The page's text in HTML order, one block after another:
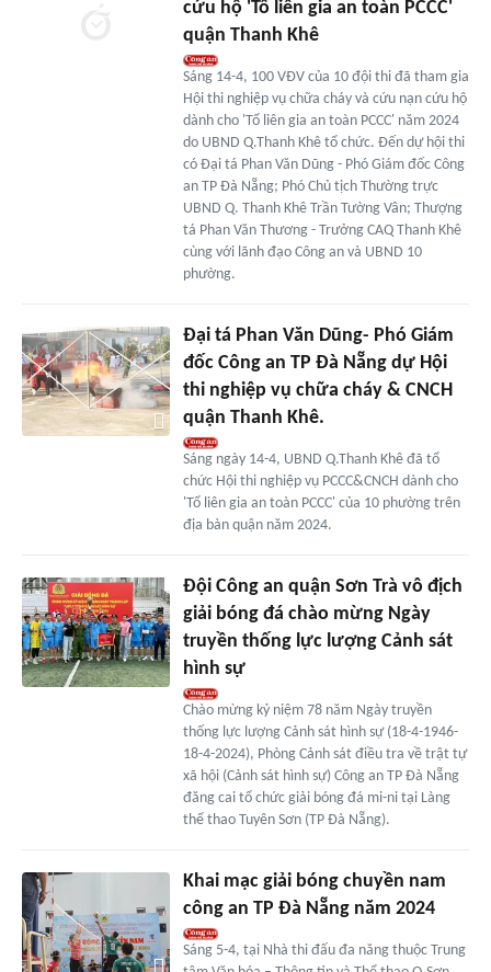
cứu hộ 'Tổ liên gia an toàn PCCC'
quận Thanh Khê
Sáng 14-4, 100 VĐV của 10 đội thi đã tham gia
Hội thi nghiệp vụ chữa cháy và cứu nạn cứu hộ
dành cho 'Tổ liên gia an toàn PCCC' năm 2024
do UBND Q.Thanh Khê tổ chức. Đến dự hội thi
có Đại tá Phan Văn Dũng - Phó Giám đốc Công
an TP Đà Nẵng; Phó Chủ tịch Thường trực
UBND Q. Thanh Khê Trần Tường Vân; Thượng
tá Phan Văn Thương - Trưởng CAQ Thanh Khê
cùng với lãnh đạo Công an và UBND 10
phường.
Đại tá Phan Văn Dũng- Phó Giám
đốc Công an TP Đà Nẵng dự Hội
thi nghiệp vụ chữa cháy & CNCH
quận Thanh Khê.
Sáng ngày 14-4, UBND Q.Thanh Khê đã tổ
chức Hội thi nghiệp vụ PCCC&CNCH dành cho
'Tổ liên gia an toàn PCCC' của 10 phường trên
địa bàn quận năm 2024.
Đội Công an quận Sơn Trà vô địch
giải bóng đá chào mừng Ngày
truyền thống lực lượng Cảnh sát
hình sự
Chào mừng kỷ niệm 78 năm Ngày truyền
thống lực lượng Cảnh sát hình sự (18-4-1946-
18-4-2024), Phòng Cảnh sát điều tra về trật tự
xã hội (Cảnh sát hình sự) Công an TP Đà Nẵng
đăng cai tổ chức giải bóng đá mi-ni tại Làng
thể thao Tuyên Sơn (TP Đà Nẵng).
Khai mạc giải bóng chuyền nam
công an TP Đà Nẵng năm 2024
Sáng 5-4, tại Nhà thi đấu đa năng thuộc Trung